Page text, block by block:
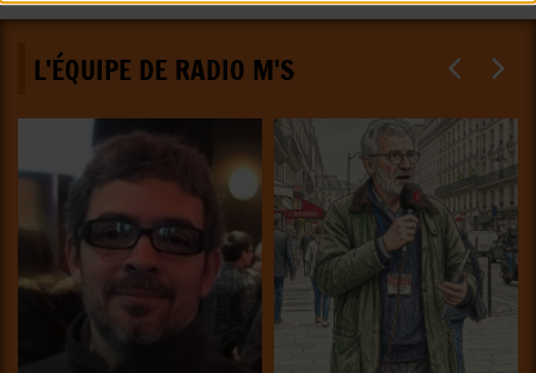
L'ÉQUIPE DE RADIO M'S